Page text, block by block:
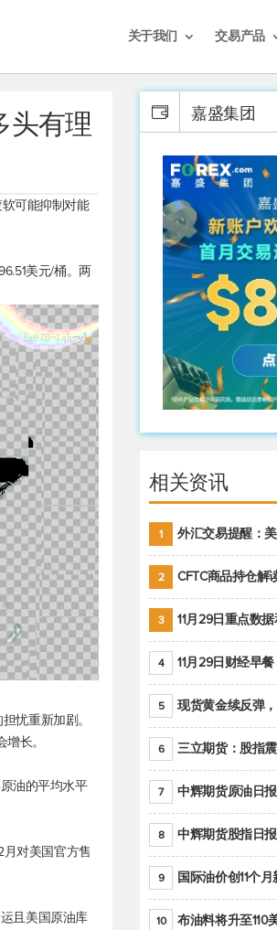
关于我们 交易产品
头有理
可能抑制对能
美元/桶。两
忧重新加剧。
长。
油的平均水平
月对美国官方售
且美国原油库
嘉盛集团
相关资讯
1 外汇交易提醒：美元“
2 CFTC商品持仓解读：美元净空头创
3 11月29日重点数
4 11月29日财经早餐：金价从逾一
5 现货黄金续反弹，美指
6 三立期货：股指震荡上行，金
7 中辉期货原油日报20221128：原
8 中辉期货股指日报
9 国际油价创11个月新
10 布油料将升至110美元！